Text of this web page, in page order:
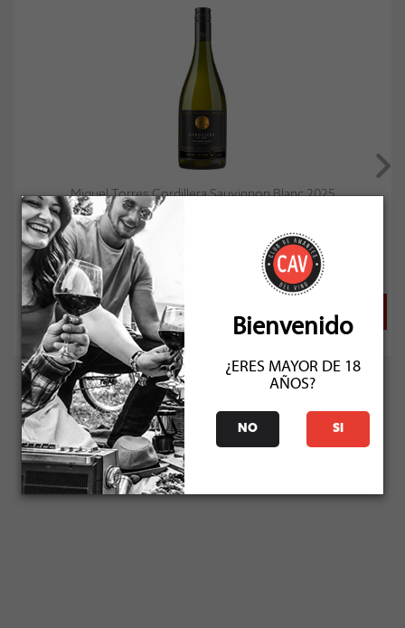
Miguel Torres Cordillera Sauvignon Blanc 2025
Bienvenido
¿ERES MAYOR DE 18
AÑOS?
NO SI